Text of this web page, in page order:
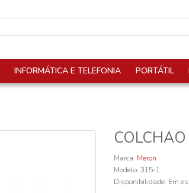
INFORMÁTICA E TELEFONIA PORTÁTIL
Marca: Meron
Modelo: 315-1
Disponibilidade: Em